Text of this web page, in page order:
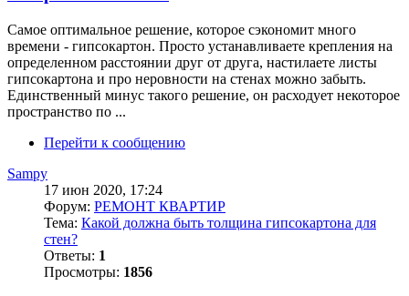
Самое оптимальное решение, которое сэкономит много
времени - гипсокартон. Просто устанавливаете крепления на
определенном расстоянии друг от друга, настилаете листы
гипсокартона и про неровности на стенах можно забыть.
Единственный минус такого решение, он расходует некоторое
пространство по ...
Перейти к сообщению
Sampy
17 июн 2020, 17:24
Форум: РЕМОНТ КВАРТИР
Тема: Какой должна быть толщина гипсокартона для
стен?
Ответы: 1
Просмотры: 1856